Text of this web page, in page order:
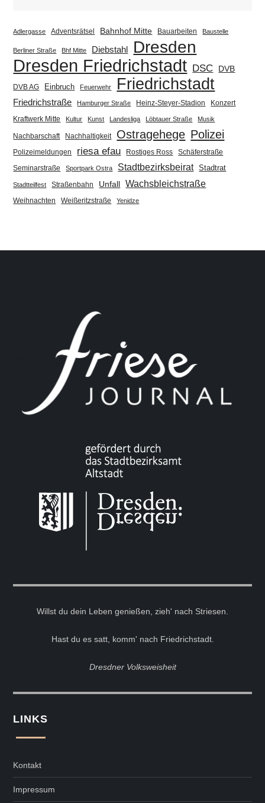
Adlergasse Adventsrätsel Bahnhof Mitte Bauarbeiten Baustelle
Berliner Straße Bhf Mitte Diebstahl Dresden
Dresden Friedrichstadt DSC DVB
DVB AG Einbruch Feuerwehr Friedrichstadt
Friedrichstraße Hamburger Straße Heinz-Steyer-Stadion
Konzert
Kraftwerk Mitte
Kultur Kunst Landesliga Löbtauer Straße Musik
Nachbarschaft Nachhaltigkeit Ostragehege Polizei
Polizeimeldungen riesa efau Rostiges Ross Schäferstraße
Seminarstraße Sportpark Ostra Stadtbezirksbeirat Stadtrat
Stadtteilfest Straßenbahn Unfall Wachsbleichstraße
Weihnachten Weißeritzstraße Yenidze
Willst du dein Leben genießen, zieh' nach Striesen.
Hast du es satt, komm' nach Friedrichstadt.
Dresdner Volksweisheit
LINKS
Kontakt
Impressum